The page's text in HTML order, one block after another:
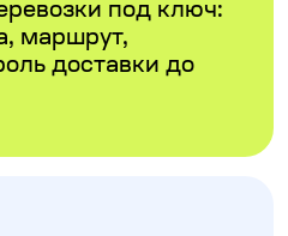
под ключ:
маршрут,
доставки до